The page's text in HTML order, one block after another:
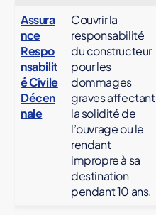
Assura
nce
Respo
nsabilit
é Civile
Décen
nale
Couvrir la
responsabilité
du constructeur
pour les
dommages
graves affectant
la solidité de
l’ouvrage ou le
rendant
impropre à sa
destination
pendant 10 ans.